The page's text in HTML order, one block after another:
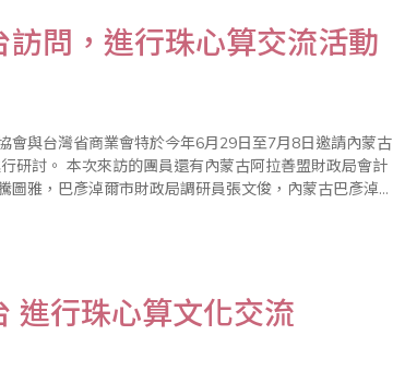
問，進行珠心算交流活動
會與台灣省商業會特於今年6月29日至7月8日邀請內蒙古
善盟財政局會計
雅，巴彥淖爾市財政局調研員張文俊，內蒙古巴彥淖爾
進行珠心算文化交流